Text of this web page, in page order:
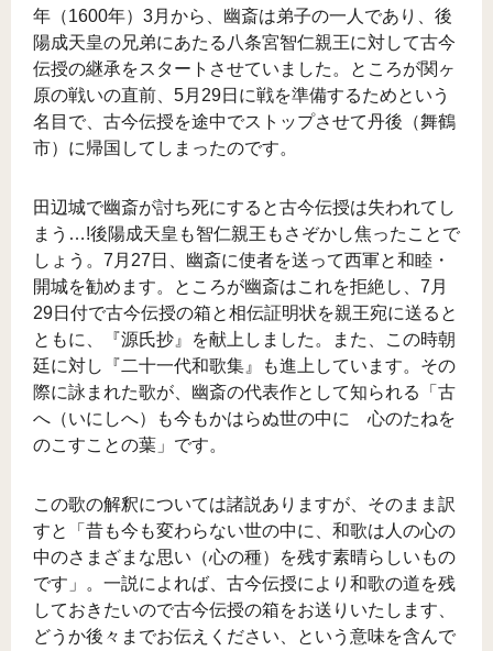
年（1600年）3月から、幽斎は弟子の一人であり、後
陽成天皇の兄弟にあたる八条宮智仁親王に対して古今
伝授の継承をスタートさせていました。ところが関ヶ
原の戦いの直前、5月29日に戦を準備するためという
名目で、古今伝授を途中でストップさせて丹後（舞鶴
市）に帰国してしまったのです。
田辺城で幽斎が討ち死にすると古今伝授は失われてし
まう…!後陽成天皇も智仁親王もさぞかし焦ったことで
しょう。7月27日、幽斎に使者を送って西軍と和睦・
開城を勧めます。ところが幽斎はこれを拒絶し、7月
29日付で古今伝授の箱と相伝証明状を親王宛に送ると
ともに、『源氏抄』を献上しました。また、この時朝
廷に対し『二十一代和歌集』も進上しています。その
際に詠まれた歌が、幽斎の代表作として知られる「古
へ（いにしへ）も今もかはらぬ世の中に 心のたねを
のこすことの葉」です。
この歌の解釈については諸説ありますが、そのまま訳
すと「昔も今も変わらない世の中に、和歌は人の心の
中のさまざまな思い（心の種）を残す素晴らしいもの
です」。一説によれば、古今伝授により和歌の道を残
しておきたいので古今伝授の箱をお送りいたします、
どうか後々までお伝えください、という意味を含んで